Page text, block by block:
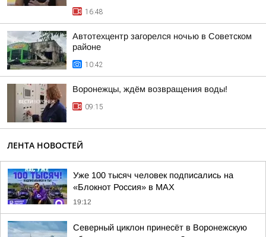
16:48
Автотехцентр загорелся ночью в Советском
районе
10:42
Воронежцы, ждём возвращения воды!
09:15
ЛЕНТА НОВОСТЕЙ
Уже 100 тысяч человек подписались на
«Блокнот Россия» в МАХ
19:12
Северный циклон принесёт в Воронежскую